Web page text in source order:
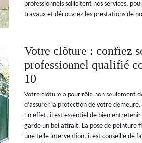
professionnels sollicitent nos services,
travaux et découvrez les prestations de
Votre clôture : confiez
professionnel qualifié
10
Votre clôture a pour rôle non seulement
d’assurer la protection de votre
En effet, il est essentiel de bien
garde un bel attrait. La pose de peinture
une telle intervention, il est conseillé de